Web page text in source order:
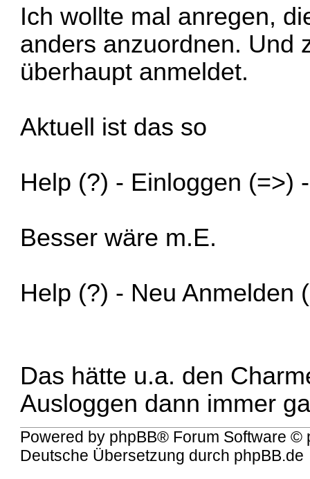
Ich wollte mal anregen,
anders anzuordnen. Und
überhaupt anmeldet.
Aktuell ist das so
Help (?) - Einloggen (=>)
Besser wäre m.E.
Help (?) - Neu Anmelden
Das hätte u.a. den
Ausloggen dann immer
Powered by phpBB® Forum Software ©
Deutsche Übersetzung durch phpBB.de